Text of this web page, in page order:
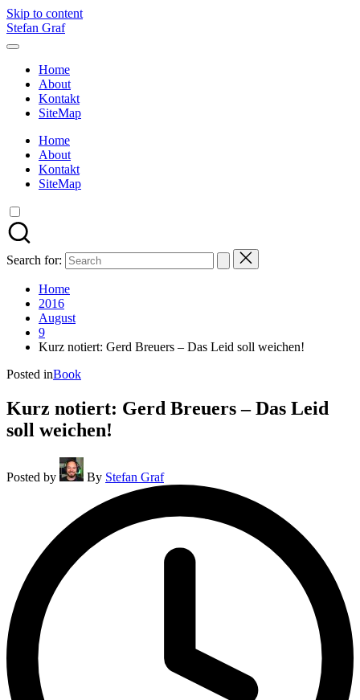
Skip to content
Stefan Graf
Home
About
Kontakt
SiteMap
Home
About
Kontakt
SiteMap
Search for:
Home
2016
August
9
Kurz notiert: Gerd Breuers – Das Leid soll weichen!
Posted inBook
Kurz notiert: Gerd Breuers – Das Leid
soll weichen!
Posted by By Stefan Graf